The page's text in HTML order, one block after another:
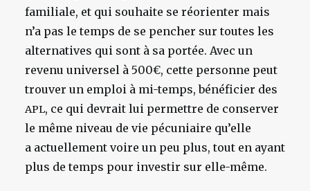
familiale, et qui souhaite se réorienter mais
n’a pas le temps de se pencher sur toutes les
alternatives qui sont à sa portée. Avec un
revenu universel à 500€, cette personne peut
trouver un emploi à mi-temps, bénéficier des
APL, ce qui devrait lui permettre de conserver
le même niveau de vie pécuniaire qu’elle
a actuellement voire un peu plus, tout en ayant
plus de temps pour investir sur elle-même.